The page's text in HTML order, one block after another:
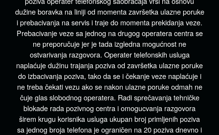
dužine boravka na liniji od momenta završetka ulazne poruke
i prebacivanja na servis i traje do momenta prekidanja veze.
Prebacivanje veze sa jednog na drugog operatera centra se
ne preporučuje jer je tada izgledna mogućnost ne
ostvarivanja razgovora. Operater telefonskih usluga
naplaćuje dužinu trajanja poziva od završetka ulazne poruke
do izbacivanja poziva, tako da se i čekanje veze naplaćuje i
ne treba čekati vezu ako se nakon ulazne poruke odmah ne
čuje glas slobodnog operatera. Radi sprečavanja tehničke
blokade rada pozivnog centra i omogucvanja razgovora
širem krugu korisnika usluga ukupan broj primljenih poziva
sa jednog broja telefona je ograničen na 20 poziva dnevno i